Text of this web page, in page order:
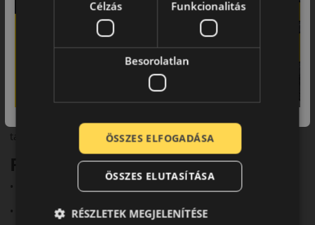
Teljesítményorientált biztonság
A Falken AS220 Pro Allseason a gyártó első, kifejezetten nagy
teljesítményű személyautókhoz fejlesztett négyévszakos
abroncsa. A sportos vezetéshez szükséges stabilitást és
tapadást ötvözi az egész éves biztonsággal.
Fő előnyök röviden:
• Aszimmetrikus futófelület a sportos vezetéshez
• 4D‑Nano Design gumikeverék
Célzás Funkcionalitás
Besorolatlan
ÖSSZES ELFOGADÁSA
ÖSSZES ELUTASÍTÁSA
RÉSZLETEK MEGJELENÍTÉSE